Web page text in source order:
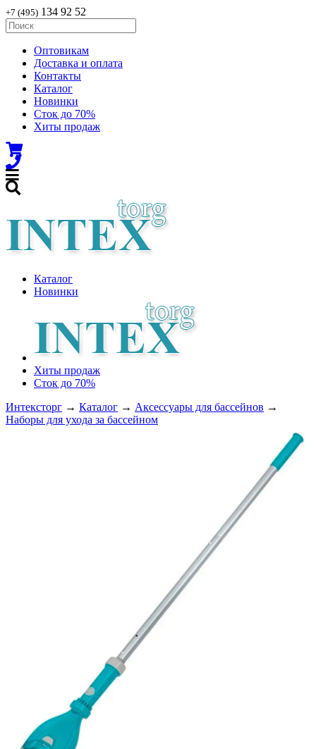
+7 (495) 134 92 52
Оптовикам
Доставка и оплата
Контакты
Каталог
Новинки
Сток до 70%
Хиты продаж
Каталог
Новинки
Хиты продаж
Сток до 70%
Интексторг → Каталог → Аксессуары для бассейнов →
Наборы для ухода за бассейном